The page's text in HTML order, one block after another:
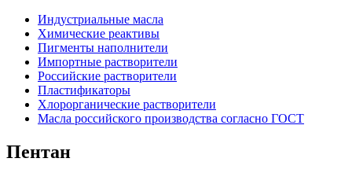
Индустриальные масла
Химические реактивы
Пигменты наполнители
Импортные растворители
Российские растворители
Пластификаторы
Хлорорганические растворители
Масла российского производства согласно ГОСТ
Пентан